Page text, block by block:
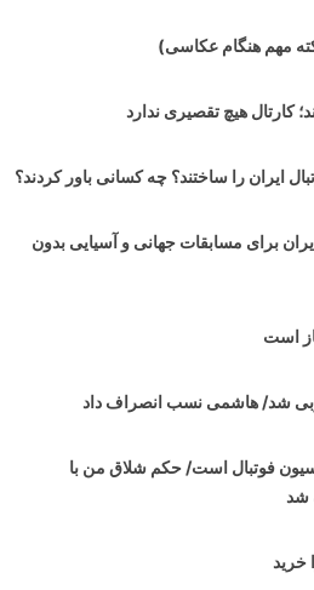
کارتال هیچ تقصیری ندارد
ایران را ساختند؟ چه کسانی باور کردند؟
ایران برای مسابقات جهانی و آسیایی بدون
است
شد/ هاشمی نسب انصراف داد
فوتبال است/ حکم شلاق من با
خرید